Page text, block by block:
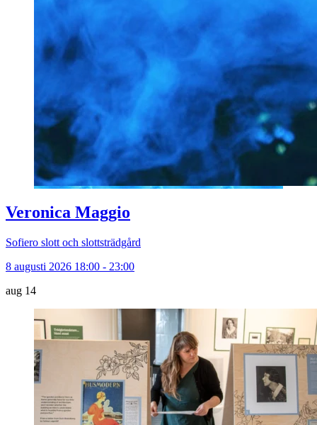
Veronica Maggio
Sofiero slott och slottsträdgård
8 augusti 2026 18:00 - 23:00
aug 14